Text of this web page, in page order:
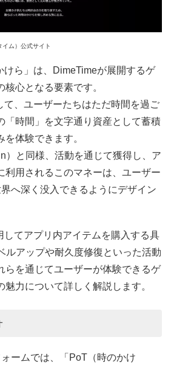
ム）公式サイト
けら」は、DimeTimeが展開するゲ
心となる要素です。
て、ユーザーたちはただ時間を過ご
「時間」を文字通り資産として蓄積
体験できます。
）と同様、活動を通じて獲得し、ア
利用されるこのマネーは、ユーザー
へ深く没入できるようにデザイン
してアプリ内アイテムを購入する具
ルアップや耐久度修復といった活動
らを通じてユーザーが体験できるゲ
力について詳しく解説します。
ームでは、「PoT（時のかけ